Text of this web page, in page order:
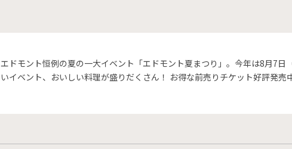
エドモント恒例の夏の一大イベント「エドモント夏まつり」。今年は8月7
いイベント、おいしい料理が盛りだくさん！ お得な前売りチケット好評発売